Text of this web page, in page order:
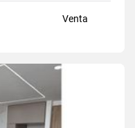
Venta